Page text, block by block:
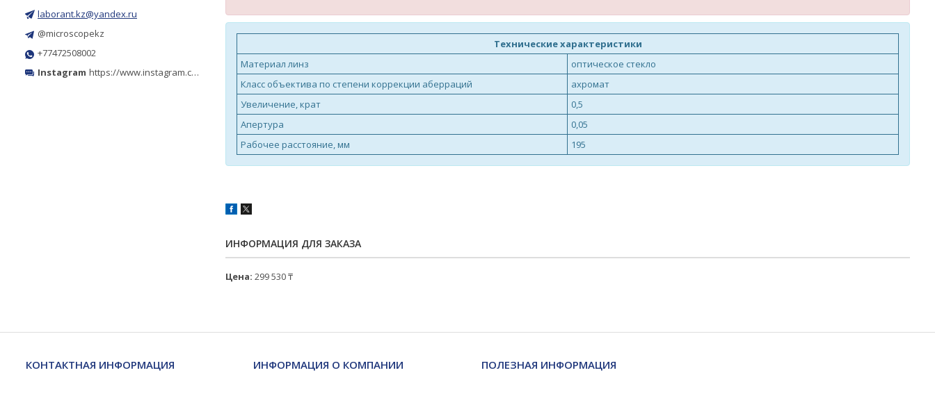
Технические характеристики
Материал линз
оптическое стекло
Класс объектива по степени коррекции аберраций
ахромат
Увеличение, крат
0,5
Апертура
0,05
Рабочее расстояние, мм
195
ИНФОРМАЦИЯ ДЛЯ ЗАКАЗА
Цена: 299 530 ₸
laborant.kz@yandex.ru
@microscopekz
+77472508002
Instagram https://www.instagram.com/microscope.kz/
КОНТАКТНАЯ ИНФОРМАЦИЯ ИНФОРМАЦИЯ О КОМПАНИИ ПОЛЕЗНАЯ ИНФОРМАЦИЯ